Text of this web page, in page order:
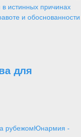
истинных причинах
и обоснованности
для
рубежомЮнармия -